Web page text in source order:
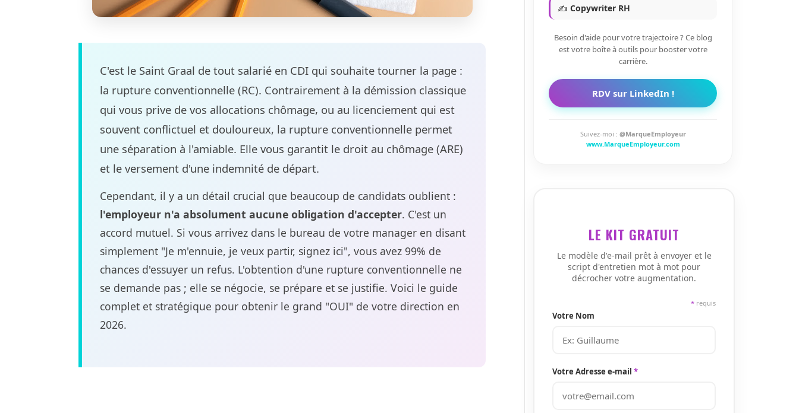
C'est le Saint Graal de tout salarié en CDI qui souhaite tourner la page :
la rupture conventionnelle (RC). Contrairement à la démission classique
qui vous prive de vos allocations chômage, ou au licenciement qui est
souvent conflictuel et douloureux, la rupture conventionnelle permet
une séparation à l'amiable. Elle vous garantit le droit au chômage (ARE)
et le versement d'une indemnité de départ.
Cependant, il y a un détail crucial que beaucoup de candidats oublient :
l'employeur n'a absolument aucune obligation d'accepter. C'est un
accord mutuel. Si vous arrivez dans le bureau de votre manager en disant
simplement "Je m'ennuie, je veux partir, signez ici", vous avez 99% de
chances d'essuyer un refus. L'obtention d'une rupture conventionnelle ne
se demande pas ; elle se négocie, se prépare et se justifie. Voici le guide
complet et stratégique pour obtenir le grand "OUI" de votre direction en
2026.
✍️ Copywriter RH
Besoin d'aide pour votre trajectoire ? Ce blog
est votre boîte à outils pour booster votre
carrière.
RDV sur LinkedIn !
Suivez-moi : @MarqueEmployeur
www.MarqueEmployeur.com
LE KIT GRATUIT
Le modèle d'e-mail prêt à envoyer et le
script d'entretien mot à mot pour
décrocher votre augmentation.
* requis
Votre Nom
Votre Adresse e-mail *